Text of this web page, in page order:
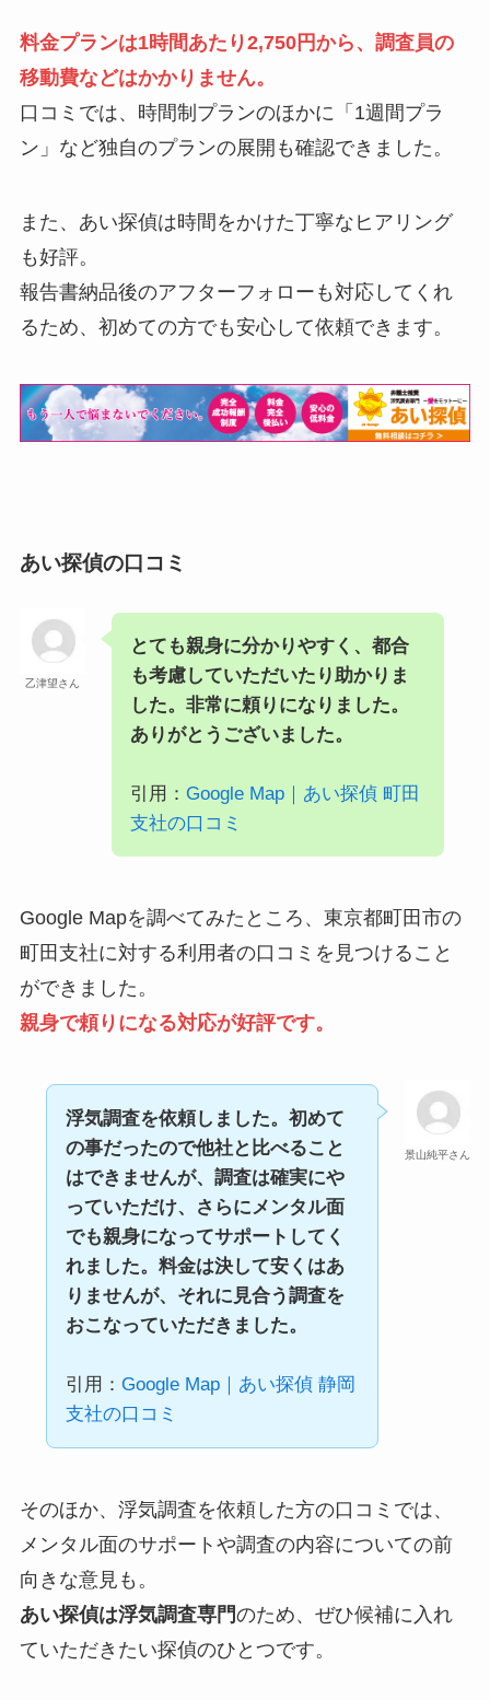
料金プランは1時間あたり2,750円から、調査員の
移動費などはかかりません。
口コミでは、時間制プランのほかに「1週間プラ
ン」など独自のプランの展開も確認できました。
また、あい探偵は時間をかけた丁寧なヒアリング
も好評。
報告書納品後のアフターフォローも対応してくれ
るため、初めての方でも安心して依頼できます。
あい探偵の口コミ
乙津望さん
とても親身に分かりやすく、都合
も考慮していただいたり助かりま
した。非常に頼りになりました。
ありがとうございました。
引用： Google Map｜あい探偵 町田
支社の口コミ
Google Mapを調べてみたところ、東京都町田市の
町田支社に対する利用者の口コミを見つけること
ができました。
親身で頼りになる対応が好評です。
景山純平さん
浮気調査を依頼しました。初めて
の事だったので他社と比べること
はできませんが、調査は確実にや
っていただけ、さらにメンタル面
でも親身になってサポートしてく
れました。料金は決して安くはあ
りませんが、それに見合う調査を
おこなっていただきました。
引用： Google Map｜あい探偵 静岡
支社の口コミ
そのほか、浮気調査を依頼した方の口コミでは、
メンタル面のサポートや調査の内容についての前
向きな意見も。
あい探偵は浮気調査専門のため、ぜひ候補に入れ
ていただきたい探偵のひとつです。